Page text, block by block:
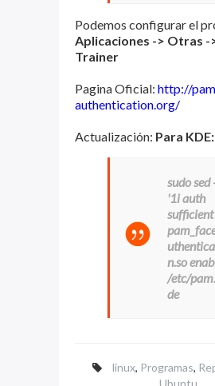
Podemos configurar el
Aplicaciones -> Otras -
Trainer
Pagina Oficial: http://
authentication.org/
Actualización: Para KDE:
sudo sed
'1i auth
sufficient
n.so
/etc/
de
linux, Programas,
Ubuntu